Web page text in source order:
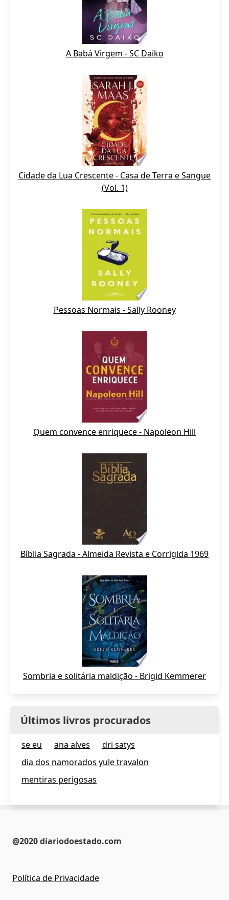
A Babá Virgem - SC Daiko
Cidade da Lua Crescente - Casa de Terra e Sangue
(Vol. 1)
Pessoas Normais - Sally Rooney
Quem convence enriquece - Napoleon Hill
Bíblia Sagrada - Almeida Revista e Corrigida 1969
Sombria e solitária maldição - Brigid Kemmerer
Últimos livros procurados
se eu ana alves
dri satys
dia dos namorados yule travalon
mentiras perigosas
@2020 diariodoestado.com
Política de Privacidade